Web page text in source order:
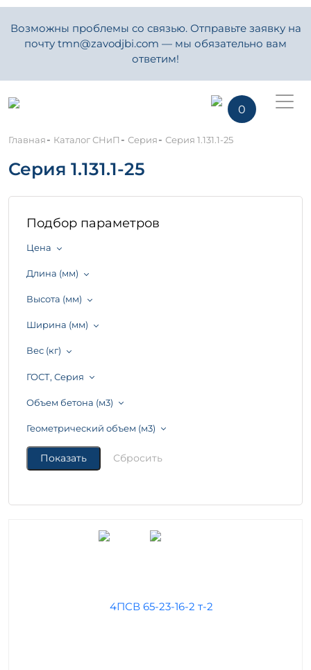
Возможны проблемы со связью. Отправьте заявку на
почту tmn@zavodjbi.com — мы обязательно вам
ответим!
0
Главная- Каталог СНиП - Серия- Серия 1.131.1-25
Серия 1.131.1-25
Подбор параметров
Цена
Длина (мм)
Высота (мм)
Ширина (мм)
Вес (кг)
ГОСТ, Серия
Объем бетона (м3)
Геометрический объем (м3)